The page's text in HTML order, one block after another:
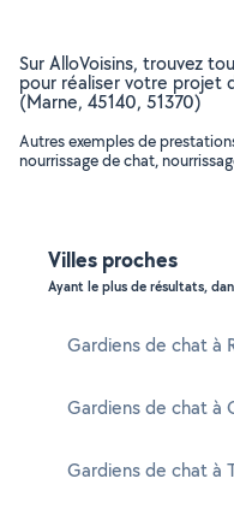
Sur AlloVoisins, trouvez
pour réaliser votre projet
(Marne, 45140, 51370)
Autres exemples de
nourrissage de chat,
Villes proches
Ayant le plus de résultats,
Gardiens de chat à
Gardiens de chat à
Gardiens de chat à